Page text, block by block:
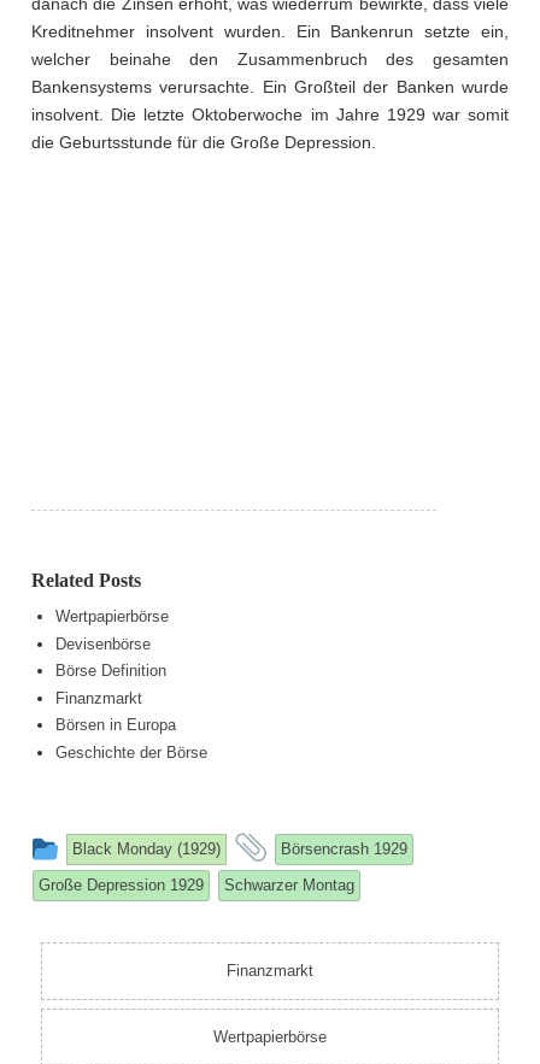
Kreditnehmer insolvent wurden. Ein Bankenrun setzte ein,
welcher beinahe den Zusammenbruch des gesamten
Bankensystems verursachte. Ein Großteil der Banken wurde
insolvent. Die letzte Oktoberwoche im Jahre 1929 war somit
die Geburtsstunde für die Große Depression.
Related Posts
Wertpapierbörse
Devisenbörse
Börse Definition
Finanzmarkt
Börsen in Europa
Geschichte der Börse
This
entry
was
posted
Black Monday (1929)
and
tagged
Börsencrash 1929
Große Depression 1929
Schwarzer Montag
Finanzmarkt
Wertpapierbörse